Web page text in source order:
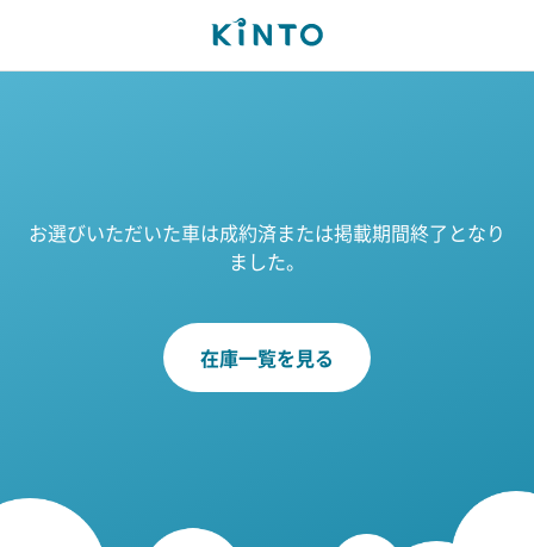
お選びいただいた車は成約済または掲載期間終了となり
ました。
在庫一覧を見る